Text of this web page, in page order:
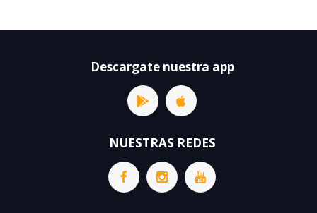
Descargate nuestra app
NUESTRAS REDES